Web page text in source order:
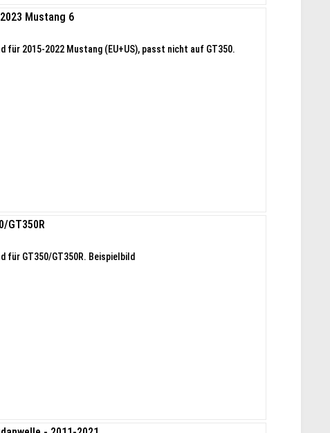
Mustang 6
für 2015-2022 Mustang (EU+US), passt nicht auf GT350.
GT350R
für GT350/GT350R. Beispielbild